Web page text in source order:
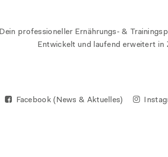
Dein professioneller Ernährungs- &
Entwickelt und laufend erweitert
Facebook (News & Aktuelles)